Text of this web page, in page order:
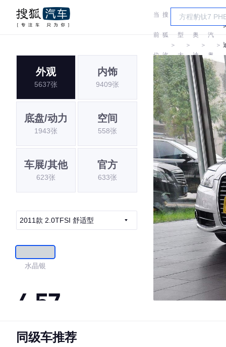
当
前
位
置:
搜
狐
汽
车
＞
车
型
大
全
＞
奥
迪
＞
一
汽
奥
迪
＞
外观
5637张
内饰
9409张
底盘/动力
1943张
空间
558张
车展/其他
623张
官方
633张
2011款 2.0TFSI 舒适型
水晶银
4.57
·外观表现一般，低于70%同级车
同级车推荐